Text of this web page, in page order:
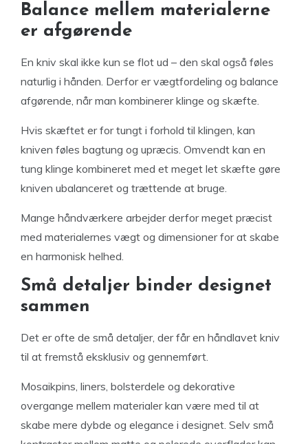
Balance mellem materialerne
er afgørende
En kniv skal ikke kun se flot ud – den skal også føles
naturlig i hånden. Derfor er vægtfordeling og balance
afgørende, når man kombinerer klinge og skæfte.
Hvis skæftet er for tungt i forhold til klingen, kan
kniven føles bagtung og upræcis. Omvendt kan en
tung klinge kombineret med et meget let skæfte gøre
kniven ubalanceret og trættende at bruge.
Mange håndværkere arbejder derfor meget præcist
med materialernes vægt og dimensioner for at skabe
en harmonisk helhed.
Små detaljer binder designet
sammen
Det er ofte de små detaljer, der får en håndlavet kniv
til at fremstå eksklusiv og gennemført.
Mosaikpins, liners, bolsterdele og dekorative
overgange mellem materialer kan være med til at
skabe mere dybde og elegance i designet. Selv små